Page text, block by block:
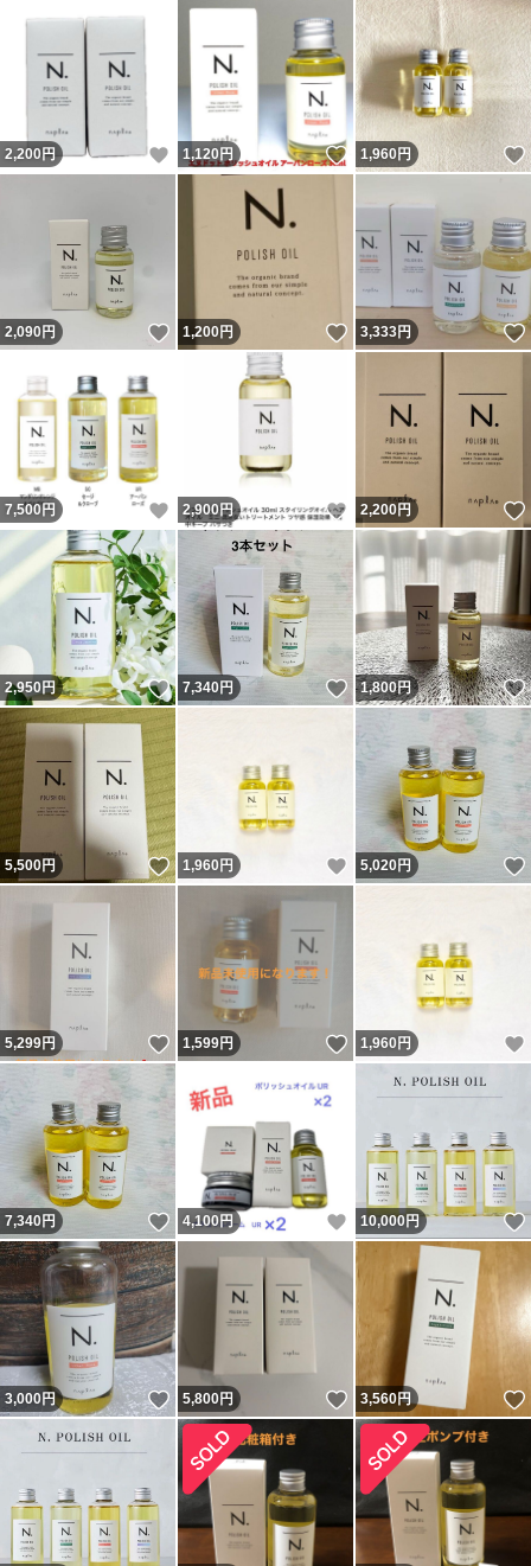
2,200円 いいね！
1,120 円 いいね！
1,960円
2,090円 いいね！
1,200円 いいね！
3,333円
7,500円 いいね！
2,900円 いいね！
2,200円
2,950円 いいね！
7,340円 いいね！
1,800円
5,500円 いいね！
1,960 円 いいね！
5,020円
5,299円 いいね！
1,599円 いいね！
1,960 円
7,340円 いいね！
4,100円 いいね！
10,000円
3,000円 いいね！
5,800円 いいね！
3,560円